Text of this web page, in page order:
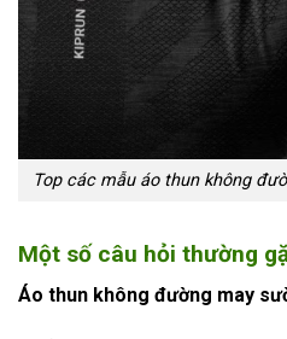
Top các mẫu áo thun không
Một số câu hỏi thường
Áo thun không đường may